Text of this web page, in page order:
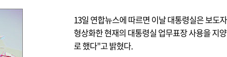
13일 연합뉴스에 따르면 이날 대통령실은 보도
형상화한 현재의 대통령실 업무표장 사용을 지
로 했다"고 밝혔다.